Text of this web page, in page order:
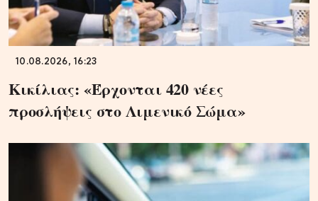
10.08.2026, 16:23
Κικίλιας: «Έρχονται 420 νέες
προσλήψεις στο Λιμενικό Σώμα»